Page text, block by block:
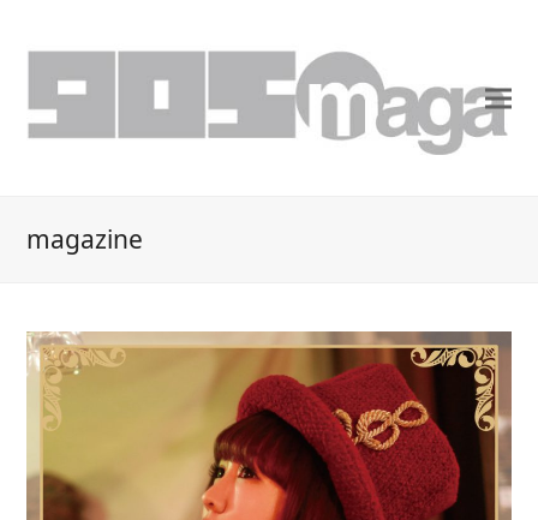
magazine